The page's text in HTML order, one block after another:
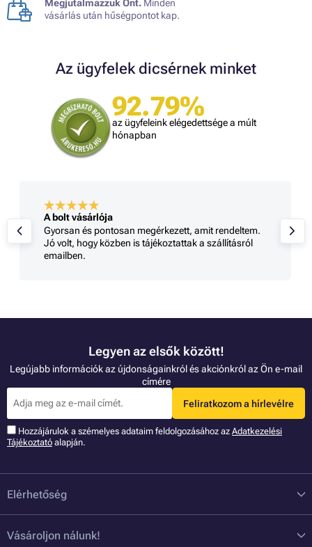
Megjutalmazzuk Önt. Minden
vásárlás után hűségpontot kap.
Az ügyfelek dicsérnek minket
92.79%
az ügyfeleink elégedettsége a múlt
hónapban
A bolt vásárlója
Gyorsan és pontosan megérkezett, amit rendeltem.
Jó volt, hogy közben is tájékoztattak a szállításról
emailben.
Legyen az elsők között!
Legújabb információk az újdonságainkról és akciónkról az Ön e-mail
címére
Feliratkozom a hírlevélre
Hozzájárulok a szémelyes adataim feldolgozásához az Adatkezelési
Tájékoztató alapján.
Elérhetőség
Vásároljon nálunk!